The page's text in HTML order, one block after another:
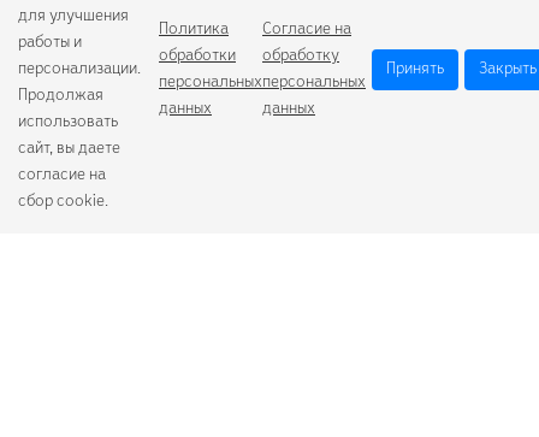
для улучшения
работы и
персонализации.
Продолжая
использовать
сайт, вы даете
согласие на
сбор cookie.
Политика
обработки
персональных
данных
Согласие на
обработку
персональных
данных
Принять Закрыть